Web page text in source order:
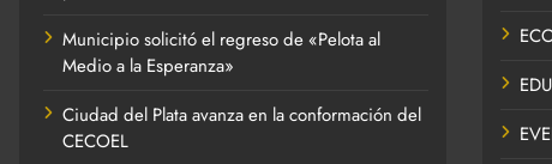
Municipio solicitó el regreso de «Pelota al
Medio a la Esperanza»
Ciudad del Plata avanza en la conformación del
CECOEL